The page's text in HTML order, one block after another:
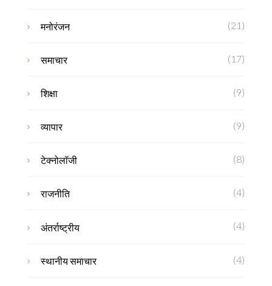
मनोरंजन (21)
समाचार (17)
शिक्षा (9)
व्यापार (9)
टेक्नोलॉजी (8)
राजनीति (4)
अंतर्राष्ट्रीय (4)
स्थानीय समाचार (4)